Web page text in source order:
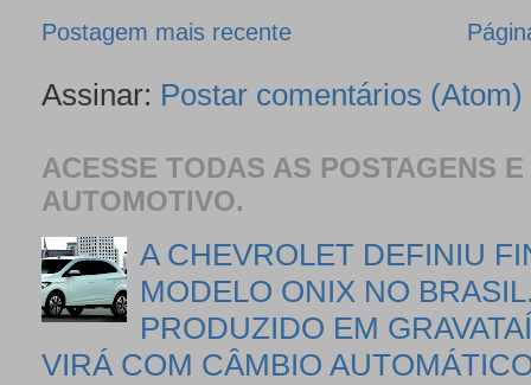
Postagem mais recente
Assinar: Postar comentários (Atom)
ACESSE TODAS AS POSTAGENS
AUTOMOTIVO.
A CHEVROLET DEFINIU
MODELO ONIX NO
PRODUZIDO EM
VIRÁ COM CÂMBIO